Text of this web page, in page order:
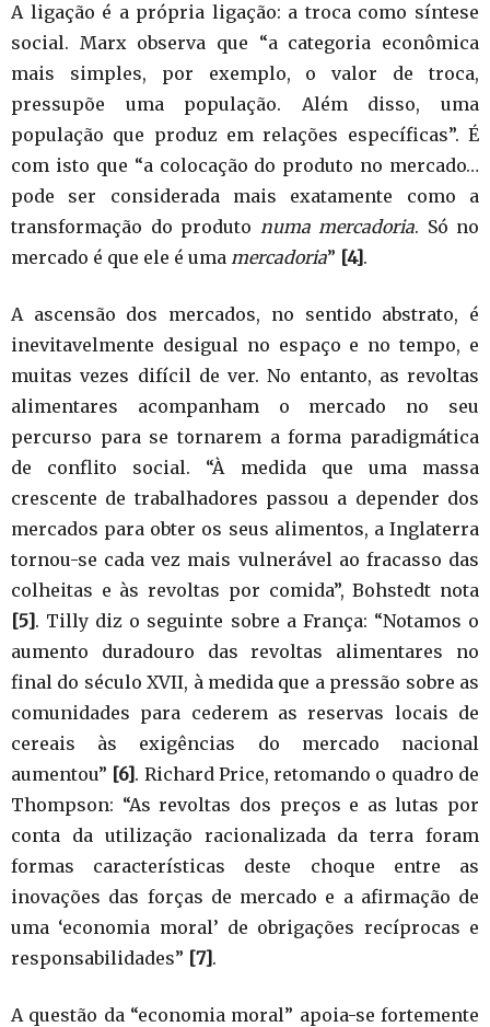
A ligação é a própria ligação: a troca como síntese
social. Marx observa que “a categoria econômica
mais simples, por exemplo, o valor de troca,
pressupõe uma população. Além disso, uma
população que produz em relações específicas”. É
com isto que “a colocação do produto no mercado…
pode ser considerada mais exatamente como a
transformação do produto numa mercadoria. Só no
mercado é que ele é uma mercadoria” [4] .
A ascensão dos mercados, no sentido abstrato, é
inevitavelmente desigual no espaço e no tempo, e
muitas vezes difícil de ver. No entanto, as revoltas
alimentares acompanham o mercado no seu
percurso para se tornarem a forma paradigmática
de conflito social. “À medida que uma massa
crescente de trabalhadores passou a depender dos
mercados para obter os seus alimentos, a Inglaterra
tornou-se cada vez mais vulnerável ao fracasso das
colheitas e às revoltas por comida”, Bohstedt nota
[5] . Tilly diz o seguinte sobre a França: “Notamos o
aumento duradouro das revoltas alimentares no
final do século XVII, à medida que a pressão sobre as
comunidades para cederem as reservas locais de
cereais às exigências do mercado nacional
aumentou” [6] . Richard Price, retomando o quadro de
Thompson: “As revoltas dos preços e as lutas por
conta da utilização racionalizada da terra foram
formas características deste choque entre as
inovações das forças de mercado e a afirmação de
uma ‘economia moral’ de obrigações recíprocas e
responsabilidades” [7] .
A questão da “economia moral” apoia-se fortemente